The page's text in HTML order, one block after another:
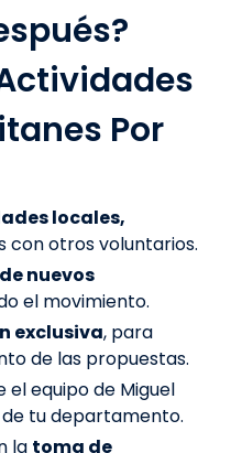
Por
locales,
con otros voluntarios.
nuevos
el movimiento.
exclusiva, para
de las propuestas.
el equipo de Miguel
tu departamento.
la toma de